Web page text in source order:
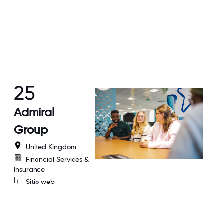
25
Admiral
Group
United Kingdom
Financial Services &
Insurance
Sitio web